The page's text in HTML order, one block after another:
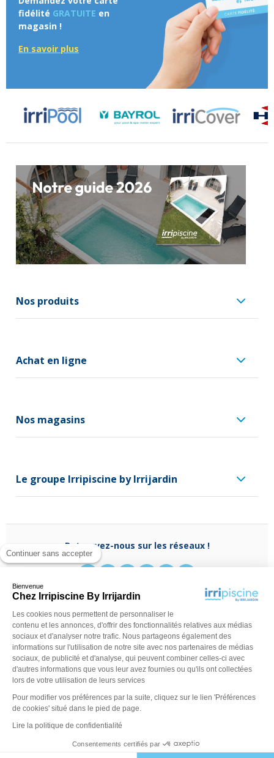
Continuer sans accepter
Bienvenue
Chez Irripiscine By Irrijardin
Les cookies nous permettent de personnaliser le
contenu et les annonces, d'offrir des fonctionnalités relatives aux médias
sociaux et d'analyser notre trafic. Nous partageons également des
informations sur l'utilisation de notre site avec nos partenaires de médias
sociaux, de publicité et d'analyse, qui peuvent combiner celles-ci avec
d'autres informations que vous leur avez fournies ou qu'ils ont collectées
lors de votre utilisation de leurs services
Pour modifier vos préférences par la suite, cliquez sur le lien 'Préférences
de cookies' situé dans le pied de page.
Lire la politique de confidentialité
Consentements certifiés par
fidélité GRATUITE en
magasin !
En savoir plus
Nos produits
Achat en ligne
Nos magasins
Le groupe Irripiscine by Irrijardin
Retrouvez-nous sur les réseaux !
Besoin d'aide ?
0970 818 918
(appel non surtaxé)
Du lundi au vendredi de9 h - 13 hà14 h - 18 h ou
contactez-nous vianotre formulaire
Conditions générales de ventes Mentions